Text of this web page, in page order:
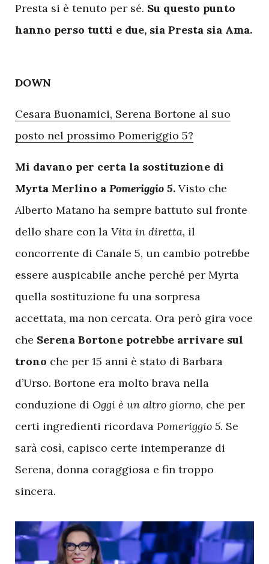
Presta si è tenuto per sé. Su questo punto
hanno perso tutti e due, sia Presta sia Ama.
DOWN
Cesara Buonamici, Serena Bortone al suo
posto nel prossimo Pomeriggio 5?
Mi davano per certa la sostituzione di
Myrta Merlino a Pomeriggio 5. Visto che
Alberto Matano ha sempre battuto sul fronte
dello share con la Vita in diretta, il
concorrente di Canale 5, un cambio potrebbe
essere auspicabile anche perché per Myrta
quella sostituzione fu una sorpresa
accettata, ma non cercata. Ora però gira voce
che Serena Bortone potrebbe arrivare sul
trono che per 15 anni è stato di Barbara
d’Urso. Bortone era molto brava nella
conduzione di Oggi è un altro giorno, che per
certi ingredienti ricordava Pomeriggio 5. Se
sarà così, capisco certe intemperanze di
Serena, donna coraggiosa e fin troppo
sincera.